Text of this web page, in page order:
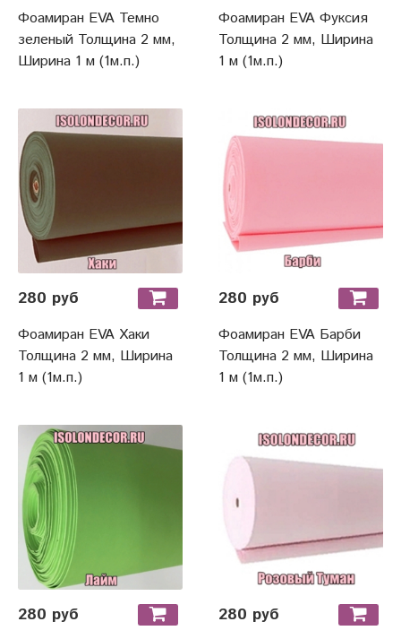
Фоамиран EVA Темно
зеленый Толщина 2 мм,
Ширина 1 м (1м.п.)
Фоамиран EVA Фуксия
Толщина 2 мм, Ширина
1 м (1м.п.)
280 руб
Фоамиран EVA Хаки
Толщина 2 мм, Ширина
1 м (1м.п.)
280 руб
Фоамиран EVA Барби
Толщина 2 мм, Ширина
1 м (1м.п.)
280 руб 280 руб